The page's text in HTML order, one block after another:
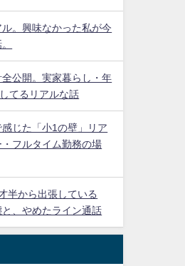
。興味なかった私が今
公開。実家暮らし・年
てるリアルな話
じた「小1の壁」リア
フルタイム勤務の場
半から出張している
、やめたライン通話